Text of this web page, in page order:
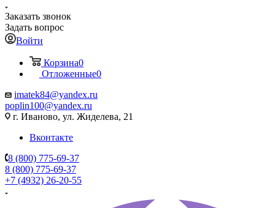
Заказать звонок
Задать вопрос
Войти
Корзина0
Отложенные0
imatek84@yandex.ru
poplin100@yandex.ru
г. Иваново, ул. Жиделева, 21
Вконтакте
8 (800) 775-69-37
8 (800) 775-69-37
+7 (4932) 26-20-55